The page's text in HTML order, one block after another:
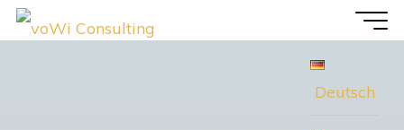
Zum
Inhalt
Deutsch